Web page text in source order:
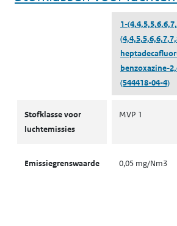
1-
benzoxazine-
(544418-04-4)
Stofklasse voor
luchtemissies
MVP 1
Emissiegrenswaarde 0,05 mg/Nm3